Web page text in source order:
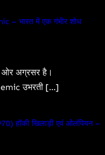
– भारत में एक गंभीर शोध
ओर अग्रसर है।
उभरती […]
हॉकी खिलाड़ी एवं ओलंपियन –